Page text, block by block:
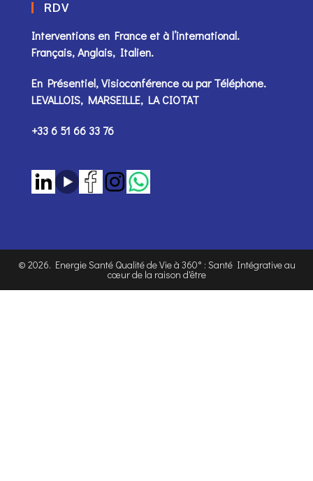
RDV
Interventions en France et à l’international.
Français, Anglais, Italien.
En Présentiel, Visioconférence ou parTéléphone.
LEVALLOIS, MARSEILLE, LA CIOTAT
+33 6 51 66 33 76
© 2026. Energie Santé Qualité de Vie à 360° : Santé Intégrative au
cœur de la raison d'être